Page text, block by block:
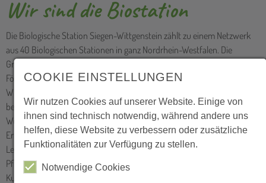
Wunsch, sich gemeinsam mit den Landbewirtschaftenden für den
Lebensräume, insbesondere für seltene und gefährdete Tier- und
Pflanzenarten, sowie die Bewahrung und Pflege unserer heimischen
Kulturlandschaft einzusetzen.
Mehr über uns →
COOKIE EINSTELLUNGEN
Wir nutzen Cookies auf unserer Website. Einige von
ihnen sind technisch notwendig, während andere uns
helfen, diese Website zu verbessern oder zusätzliche
Funktionalitäten zur Verfügung zu stellen.
Notwendige Cookies